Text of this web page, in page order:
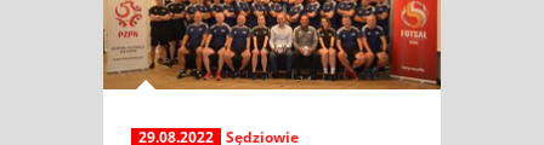
29.08.2022 Sędziowie